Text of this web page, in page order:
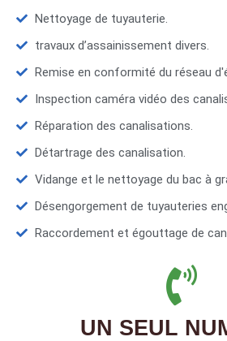
Nettoyage de tuyauterie.
travaux d’assainissement divers.
Remise en conformité du réseau
Inspection caméra vidéo des
Réparation des canalisations.
Détartrage des canalisation.
Vidange et le nettoyage du bac à
Désengorgement de tuyauteries
Raccordement et égouttage de
UN SEUL